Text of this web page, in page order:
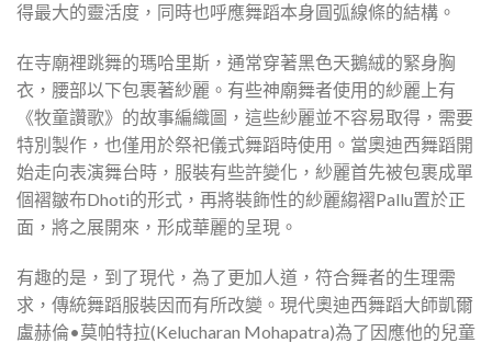
得最大的靈活度，同時也呼應舞蹈本身圓弧線條的結構。
在寺廟裡跳舞的瑪哈里斯，通常穿著黑色天鵝絨的緊身胸
衣，腰部以下包裹著紗麗。有些神廟舞者使用的紗麗上有
《牧童讚歌》的故事編織圖，這些紗麗並不容易取得，需要
特別製作，也僅用於祭祀儀式舞蹈時使用。當奧迪西舞蹈開
始走向表演舞台時，服裝有些許變化，紗麗首先被包裹成單
個褶皺布Dhoti的形式，再將裝飾性的紗麗縐褶Pallu置於正
面，將之展開來，形成華麗的呈現。
有趣的是，到了現代，為了更加人道，符合舞者的生理需
求，傳統舞蹈服裝因而有所改變。現代奧迪西舞蹈大師凱爾
盧赫倫•莫帕特拉(Kelucharan Mohapatra)為了因應他的兒童